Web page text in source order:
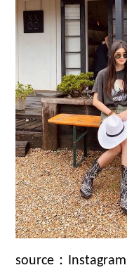
source：Instagram